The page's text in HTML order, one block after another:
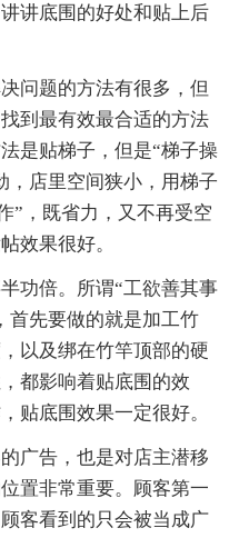
讲底围的好处和贴上后
题的方法有很多，但
到最有效最合适的方法
是贴梯子，但是“梯子操
，店里空间狭小，用梯子
”，既省力，又不再受空
效果很好。
倍。所谓“工欲善其事
首先要做的就是加工竹
以及绑在竹竿顶部的硬
都影响着贴底围的效
贴底围效果一定很好。
告，也是对店主潜移
置非常重要。顾客第一
客看到的只会被当成广